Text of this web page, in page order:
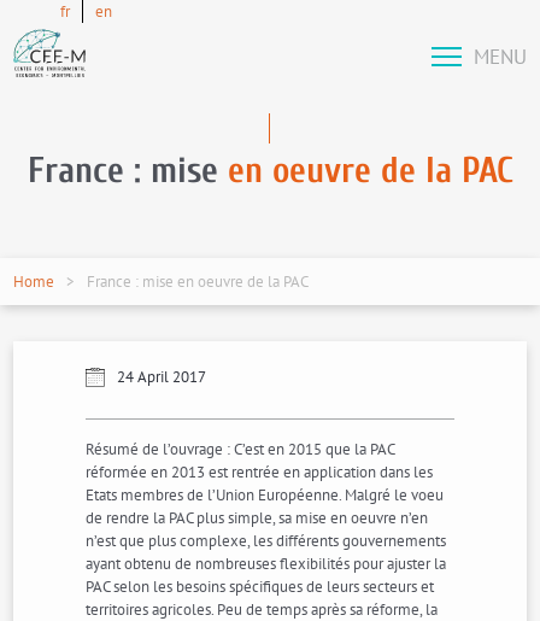
fr en
MENU
France : mise en oeuvre de la PAC
Home France : mise en oeuvre de la PAC
24 April 2017
Résumé de l’ouvrage : C’est en 2015 que la PAC
réformée en 2013 est rentrée en application dans les
Etats membres de l’Union Européenne. Malgré le voeu
de rendre la PAC plus simple, sa mise en oeuvre n’en
n’est que plus complexe, les différents gouvernements
ayant obtenu de nombreuses flexibilités pour ajuster la
PAC selon les besoins spécifiques de leurs secteurs et
territoires agricoles. Peu de temps après sa réforme, la